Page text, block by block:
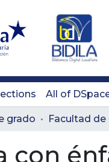
All of
grado
con